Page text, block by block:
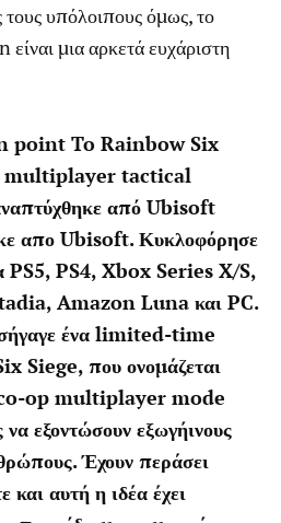
τους υπόλοιπους όμως, το
μια αρκετά ευχάριστη
point To Rainbow Six
multiplayer tactical
από Ubisoft
απο Ubisoft. Κυκλοφόρησε
PS5, PS4, Xbox Series X/S,
Amazon Luna και PC.
ένα limited-time
Siege, που ονομάζεται
op multiplayer mode
εξοντώσουν εξωγήινους
Έχουν περάσει
και αυτή η ιδέα έχει